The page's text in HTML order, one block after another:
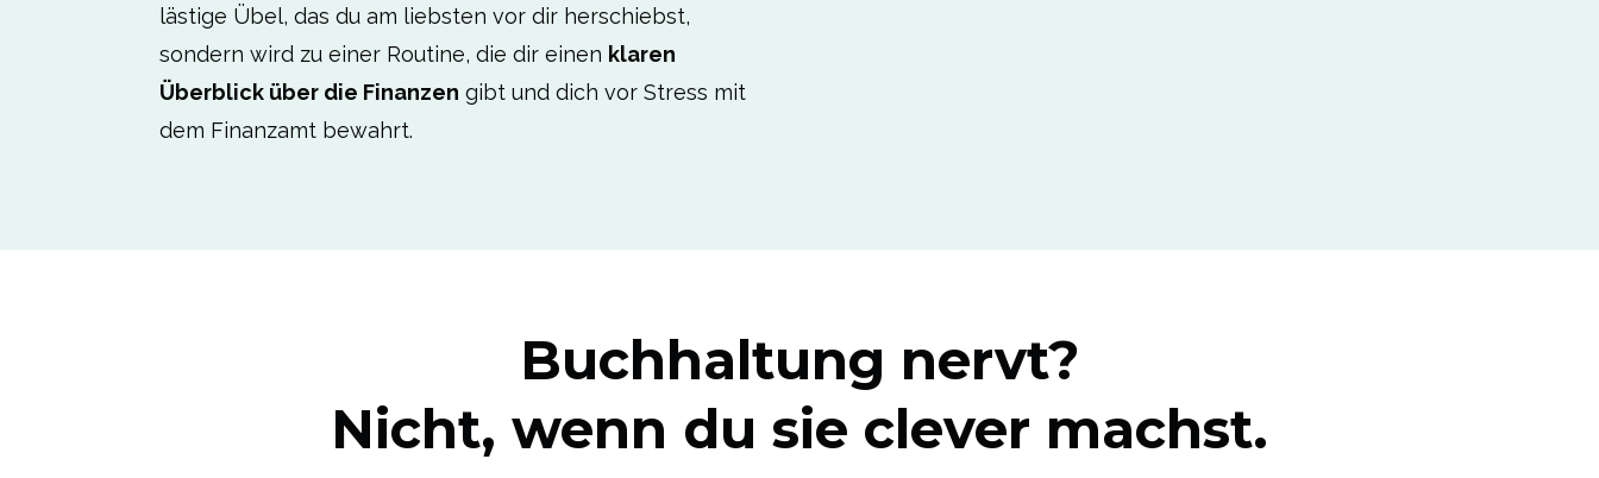
lästige Übel, das du am liebsten vor dir herschiebst,
sondern wird zu einer Routine, die dir einen klaren
Überblick über die Finanzen gibt und dich vor Stress mit
dem Finanzamt bewahrt.
Buchhaltung nervt?
Nicht, wenn du sie clever machst.